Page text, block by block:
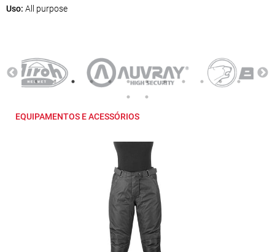
Uso: All purpose
EQUIPAMENTOS E ACESSÓRIOS